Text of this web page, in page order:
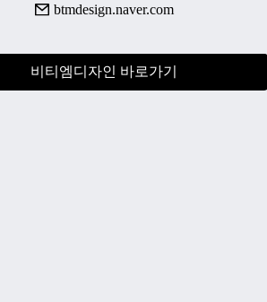
btmdesign.naver.com
비티엠디자인 바로가기